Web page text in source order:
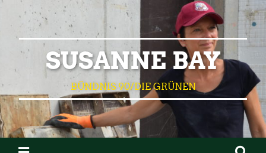
SUSANNE BAY
BÜNDNIS 90/DIE GRÜNEN